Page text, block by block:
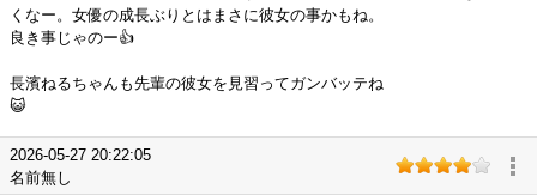
くなー。女優の成長ぶりとはまさに彼女の事かもね。
良き事じゃのー👍
長濱ねるちゃんも先輩の彼女を見習ってガンバッテね
😺
2026-05-27 20:22:05
名前無し